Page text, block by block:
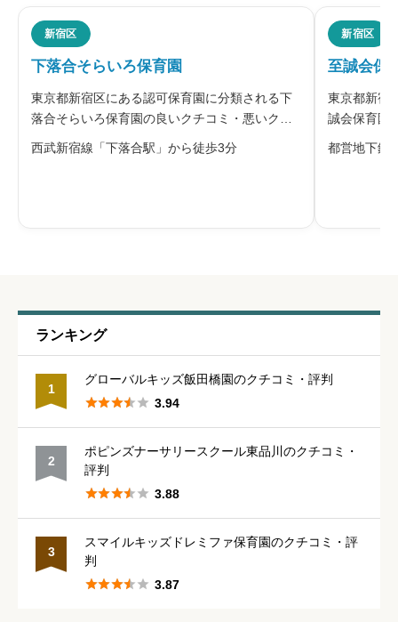
ニックネーム
※本名や誤解される名前の使用はご遠慮ください。
星の数をお選びください 
星の数をお選びください
星の数をお選びください
新宿区
下落合そらいろ保育園
東京都新宿区にある認可保育園に分類される下
落合そらいろ保育園の良いクチコミ・悪いクチ
コミを合わせて評判をご紹介します。下落合そ
らいろ保育園は学校法人・社会福祉法人幌北学
西武新宿線「下落合駅」から徒歩3分
新宿区
至誠会保
東京都新宿
誠会保育園
わせて評判
社会福祉法
都営地下鉄
ランキング
1
グローバルキッズ飯田橋園のクチコミ・評判
 3.94
2
ポピンズナーサリースクール東品川のクチコミ・
評判
 3.88
3
スマイルキッズドレミファ保育園のクチコミ・評
判
 3.87